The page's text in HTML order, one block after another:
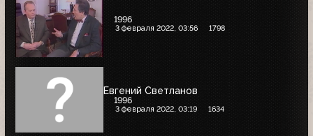
1996
3 февраля 2022, 03:56 1798
Евгений Светланов
1996
3 февраля 2022, 03:19 1634